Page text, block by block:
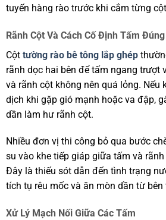
tuyến hàng rào trước khi cắm từng
Rãnh Cột Và Cách Cố Định Tấm Đúng
Cột tường rào bê tông lắp ghép
rãnh dọc hai bên để tấm ngang trượt
và rãnh cột không nên quá lỏng. Nếu
dịch khi gặp gió mạnh hoặc va đập,
dần làm hư rãnh cột.
Nhiều đơn vị thi công bỏ qua bước
su vào khe tiếp giáp giữa tấm và
Đây là thiếu sót dẫn đến tình trạng
tích tụ rêu mốc và ăn mòn dần từ bên
Xử Lý Mạch Nối Giữa Các Tấm